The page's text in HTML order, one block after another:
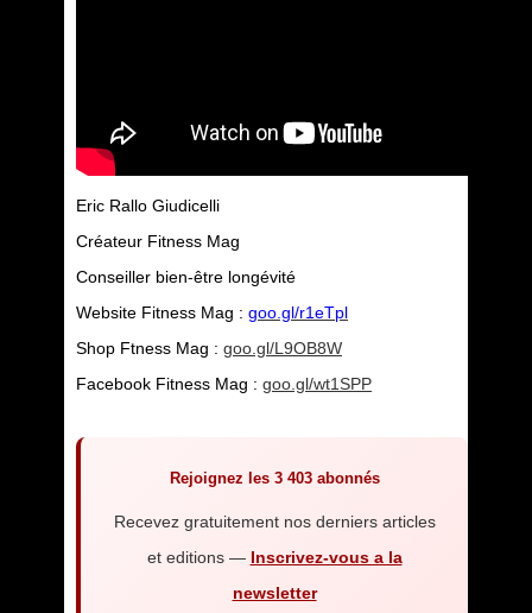
Eric Rallo Giudicelli
Créateur Fitness Mag
Conseiller bien-être longévité
Website Fitness Mag : goo.gl/r1eTpl
Shop Ftness Mag : goo.gl/L9OB8W
Facebook Fitness Mag : goo.gl/wt1SPP
Rejoignez les 3 403 abonnés
Recevez gratuitement nos derniers articles
et editions — Inscrivez-vous a la
newsletter